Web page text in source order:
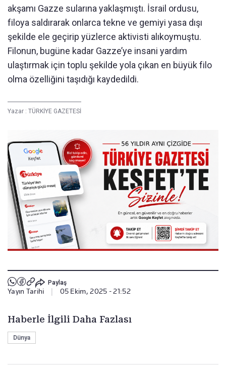
akşamı Gazze sularına yaklaşmıştı. İsrail ordusu,
filoya saldırarak onlarca tekne ve gemiyi yasa dışı
şekilde ele geçirip yüzlerce aktivisti alıkoymuştu.
Filonun, bugüne kadar Gazze’ye insani yardım
ulaştırmak için toplu şekilde yola çıkan en büyük filo
olma özelliğini taşıdığı kaydedildi.
Yazar : TÜRKİYE GAZETESİ
Paylaş
Yayın Tarihi 05 Ekim, 2025 - 21:52
Haberle İlgili Daha Fazlası
Dünya